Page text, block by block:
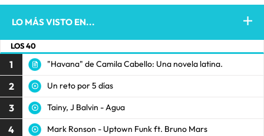
LO MÁS VISTO EN...
LOS 40
1 "Havana" de Camila Cabello: Una novela latina.
2 Un reto por 5 días
3 Tainy, J Balvin - Agua
4 Mark Ronson - Uptown Funk ft. Bruno Mars